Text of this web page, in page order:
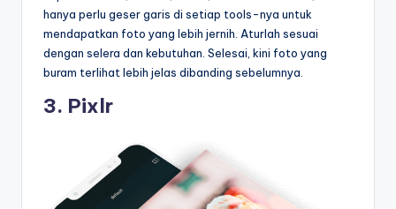
hanya perlu geser garis di setiap tools-nya untuk
mendapatkan foto yang lebih jernih. Aturlah sesuai
dengan selera dan kebutuhan. Selesai, kini foto yang
buram terlihat lebih jelas dibanding sebelumnya.
3. Pixlr